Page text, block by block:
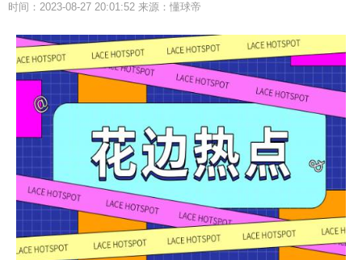
时间：2023-08-27 20:01:52 来源：懂球帝